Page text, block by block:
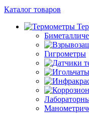
Каталог товаров
Гигрометры